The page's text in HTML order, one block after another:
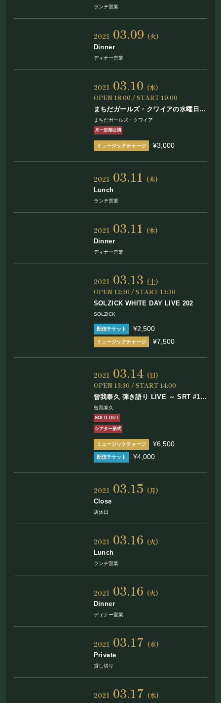
ランチ営業
2021 03.09 (火)
Dinner
ディナー営業
2021 03.10 (水)
OPEN 18:00 / START 19:00
まちだガールズ・クワイアの水曜日は
Wednesday!! Vol.22
まちだガールズ・クワイア
月一定期公演
¥3,000
2021 03.11 (木)
Lunch
ランチ営業
2021 03.11 (木)
Dinner
ディナー営業
2021 03.13 (土)
OPEN 12:30 / START 13:30
SOLZICK WHITE DAY LIVE 202
SOLZICK
¥2,500
¥7,500
2021 03.14 (日)
OPEN 13:30 / START 14:00
曾我泰久 弾き語り LIVE ～ SRT #10
解体新書
曾我泰久
SOLD OUT
シアター形式
¥6,500
¥4,000
2021 03.15 (月)
Close
店休日
2021 03.16 (火)
Lunch
ランチ営業
2021 03.16 (火)
Dinner
ディナー営業
2021 03.17 (水)
Private
貸し切り
2021 03.17 (水)